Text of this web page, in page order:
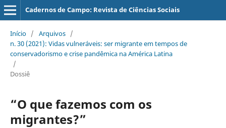
Cadernos de Campo: Revista de Ciências Sociais
Início / Arquivos /
n. 30 (2021): Vidas vulneráveis: ser migrante em tempos de
conservadorismo e crise pandêmica na América Latina
/
Dossiê
“O que fazemos com os
migrantes?”